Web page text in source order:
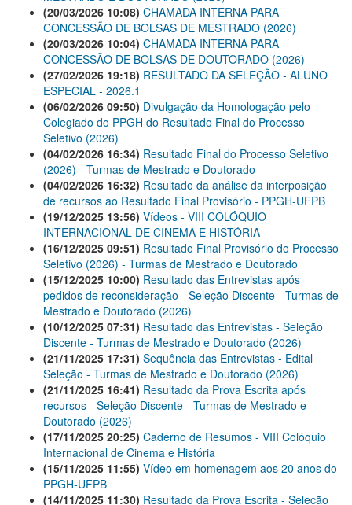
(20/03/2026 10:08) CHAMADA INTERNA PARA
CONCESSÃO DE BOLSAS DE MESTRADO (2026)
(20/03/2026 10:04) CHAMADA INTERNA PARA
CONCESSÃO DE BOLSAS DE DOUTORADO (2026)
(27/02/2026 19:18) RESULTADO DA SELEÇÃO - ALUNO
ESPECIAL - 2026.1
(06/02/2026 09:50) Divulgação da Homologação pelo
Colegiado do PPGH do Resultado Final do Processo
Seletivo (2026)
(04/02/2026 16:34) Resultado Final do Processo Seletivo
(2026) - Turmas de Mestrado e Doutorado
(04/02/2026 16:32) Resultado da análise da interposição
de recursos ao Resultado Final Provisório - PPGH-UFPB
(19/12/2025 13:56) Vídeos - VIII COLÓQUIO
INTERNACIONAL DE CINEMA E HISTÓRIA
(16/12/2025 09:51) Resultado Final Provisório do Processo
Seletivo (2026) - Turmas de Mestrado e Doutorado
(15/12/2025 10:00) Resultado das Entrevistas após
pedidos de reconsideração - Seleção Discente - Turmas de
Mestrado e Doutorado (2026)
(10/12/2025 07:31) Resultado das Entrevistas - Seleção
Discente - Turmas de Mestrado e Doutorado (2026)
(21/11/2025 17:31) Sequência das Entrevistas - Edital
Seleção - Turmas de Mestrado e Doutorado (2026)
(21/11/2025 16:41) Resultado da Prova Escrita após
recursos - Seleção Discente - Turmas de Mestrado e
Doutorado (2026)
(17/11/2025 20:25) Caderno de Resumos - VIII Colóquio
Internacional de Cinema e História
(15/11/2025 11:55) Vídeo em homenagem aos 20 anos do
PPGH-UFPB
(14/11/2025 11:30) Resultado da Prova Escrita - Seleção